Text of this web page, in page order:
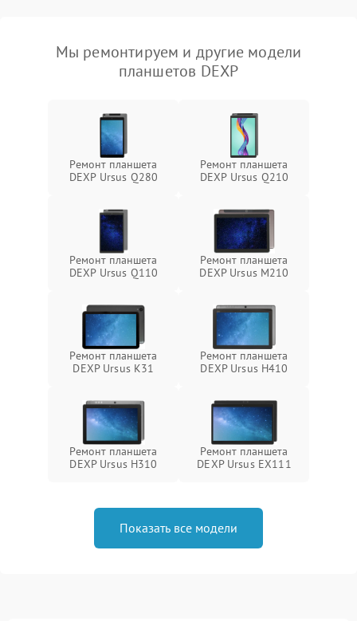
Мы ремонтируем и другие модели
планшетов DEXP
Ремонт планшета
DEXP Ursus Q280
Ремонт планшета
DEXP Ursus Q210
Ремонт планшета
DEXP Ursus Q110
Ремонт планшета
DEXP Ursus M210
Ремонт планшета
DEXP Ursus K31
Ремонт планшета
DEXP Ursus H410
Ремонт планшета
DEXP Ursus H310
Ремонт планшета
DEXP Ursus EX111
Показать все модели